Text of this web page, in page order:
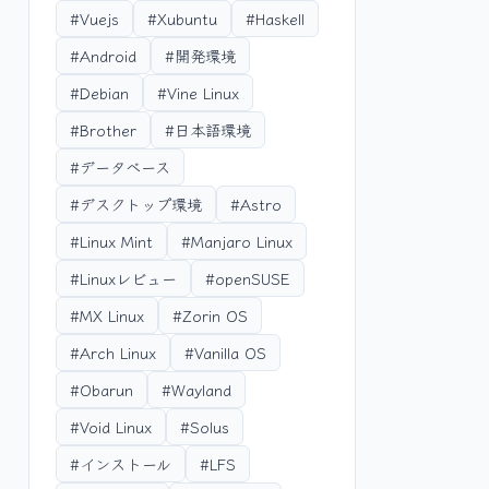
#Vuejs
#Xubuntu
#Haskell
#Android
#開発環境
#Debian
#Vine Linux
#Brother
#日本語環境
#データベース
#デスクトップ環境
#Astro
#Linux Mint
#Manjaro Linux
#Linuxレビュー
#openSUSE
#MX Linux
#Zorin OS
#Arch Linux
#Vanilla OS
#Obarun
#Wayland
#Void Linux
#Solus
#インストール
#LFS